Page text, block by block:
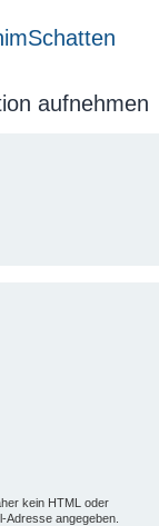
aufnehmen
kein HTML oder
Adresse angegeben.